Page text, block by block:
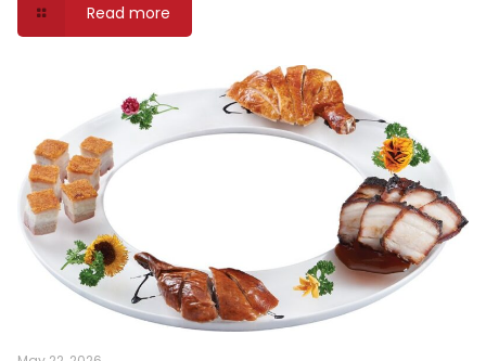
Read more